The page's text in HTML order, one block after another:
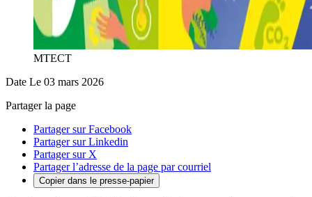
MTECT
Date Le 03 mars 2026
Partager la page
Partager sur Facebook
Partager sur Linkedin
Partager sur X
Partager l’adresse de la page par courriel
Copier dans le presse-papier